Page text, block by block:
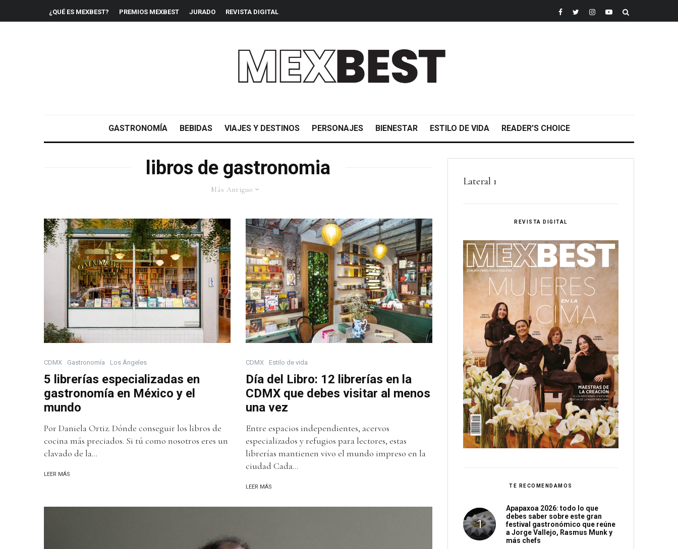
¿QUÉ ES MEXBEST? PREMIOS MEXBEST JURADO REVISTA DIGITAL
GASTRONOMÍA BEBIDAS VIAJES Y DESTINOS PERSONAJES BIENESTAR ESTILO DE VIDA READER’S CHOICE
libros de gastronomia
Más Antiguo
CDMX Gastronomía Los Ángeles
5 librerías especializadas en
gastronomía en México y el
mundo
Por Daniela Ortiz. Dónde conseguir los libros de
cocina más preciados. Si tú como nosotros eres un
clavado de la...
LEER MÁS
CDMX Estilo de vida
Día del Libro: 12 librerías en la
CDMX que debes visitar al menos
una vez
Entre espacios independientes, acervos
especializados y refugios para lectores, estas
librerías mantienen vivo el mundo impreso en la
ciudad Cada...
LEER MÁS
Lateral 1
REVISTA DIGITAL
TE RECOMENDAMOS
Apapaxoa 2026: todo lo que
debes saber sobre este gran
festival gastronómico que reúne
a Jorge Vallejo, Rasmus Munk y
más chefs